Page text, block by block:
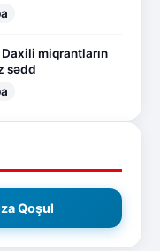
miqrantların
sədd
Qoşul